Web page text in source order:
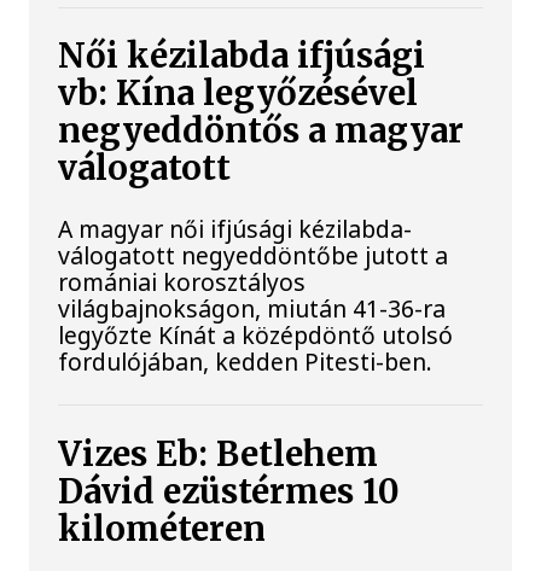
Női kézilabda ifjúsági
vb: Kína legyőzésével
negyeddöntős a magyar
válogatott
A magyar női ifjúsági kézilabda-
válogatott negyeddöntőbe jutott a
romániai korosztályos
világbajnokságon, miután 41-36-ra
legyőzte Kínát a középdöntő utolsó
fordulójában, kedden Pitesti-ben.
Vizes Eb: Betlehem
Dávid ezüstérmes 10
kilométeren